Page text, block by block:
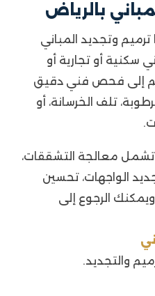
وتجديد المباني
سكنية أو تجارية أو
إلى فحص فني دقيق
تلف الخرسانة، أو
تشمل معالجة التشققات،
الواجهات، تحسين
الرجوع إلى
والتجديد.